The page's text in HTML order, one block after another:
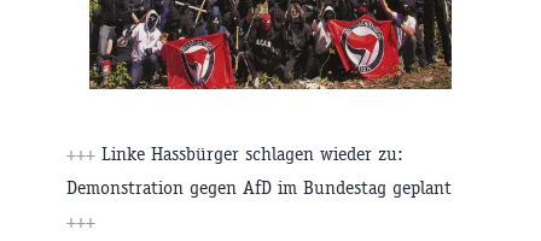
+++ Linke Hassbürger schlagen wieder zu:
Demonstration gegen AfD im Bundestag geplant
+++